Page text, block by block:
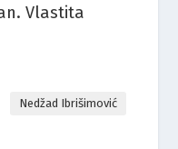
Vlastita
Nedžad Ibrišimović